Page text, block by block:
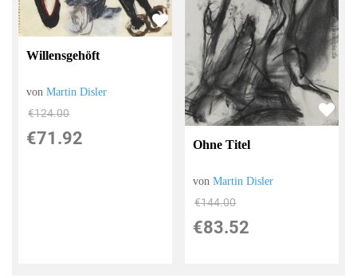
Willensgehöft
vonMartin Disler
€124.00
€71.92 Ohne Titel
vonMartin Disler
€144.00
€83.52